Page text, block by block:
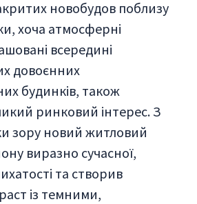
новобудов поблизу
хоча атмосферні
всередині
довоєнних
будинків, також
ринковий інтерес. З
зору новий житловий
виразно сучасної,
та створив
із темними,